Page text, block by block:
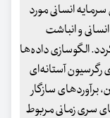
انسانی مورد
و انباشت
الگوسازی داده‌ها
رگرسیون آستانه‌ای
سازگار
سری زمانی مربوط